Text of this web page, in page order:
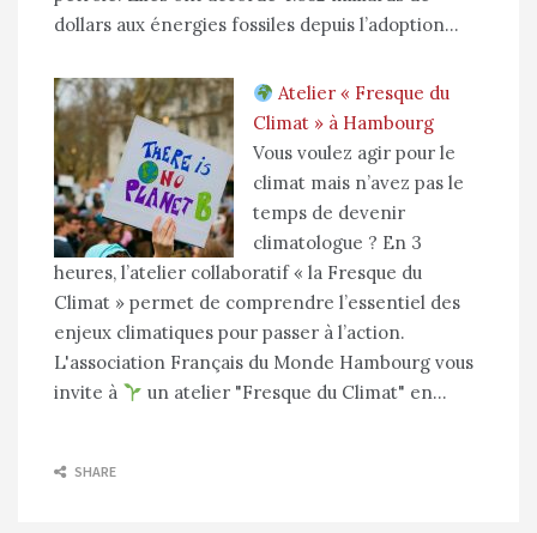
dollars aux énergies fossiles depuis l’adoption…
Atelier « Fresque du
Climat » à Hambourg
Vous voulez agir pour le
climat mais n’avez pas le
temps de devenir
climatologue ? En 3
heures, l’atelier collaboratif « la Fresque du
Climat » permet de comprendre l’essentiel des
enjeux climatiques pour passer à l’action.
L'association Français du Monde Hambourg vous
invite à
un atelier "Fresque du Climat" en…
SHARE